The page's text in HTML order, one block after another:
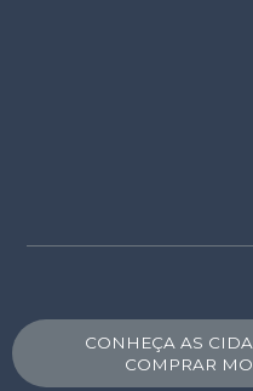
CONHEÇA AS
COMPRAR